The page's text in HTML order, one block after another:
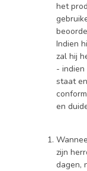
het
Indien
zal hij
-
staat
en
zijn
dagen,